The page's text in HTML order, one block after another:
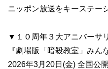
ニッポン放送をキーステー
▼１０周年３大アニバーサ
『劇場版「暗殺教室」みん
2026年3月20日(金) 全国公開